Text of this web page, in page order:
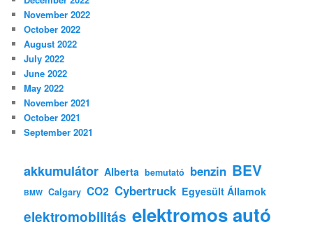
November 2022
October 2022
August 2022
July 2022
June 2022
May 2022
November 2021
October 2021
September 2021
akkumulátor Alberta bemutató benzin BEV
BMW Calgary CO2 Cybertruck Egyesült Államok
elektromobilitás elektromos autó